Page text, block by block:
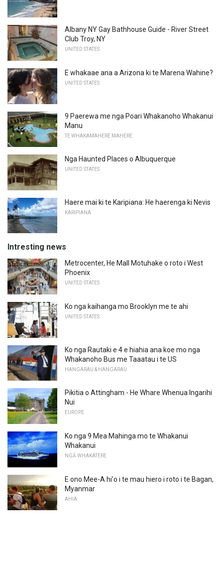
Albany NY Gay Bathhouse Guide - River Street
Club Troy, NY
UNITED STATES
E whakaae ana a Arizona ki te Marena Wahine?
UNITED STATES
9 Paerewa me nga Poari Whakanoho Whakanui
Manu
TE WHAKAMAHERE MAHERE
Nga Haunted Places o Albuquerque
UNITED STATES
Haere mai ki te Karipiana: He haerenga ki Nevis
KARIPIANA
Intresting news
Metrocenter, He Mall Motuhake o roto i West
Phoenix
UNITED STATES
Ko nga kaihanga mo Brooklyn me te ahi
UNITED STATES
Ko nga Rautaki e 4 e hiahia ana koe mo nga
Whakanoho Bus me Taaatau i te US
HANGARAU & HANGARAU
Pikitia o Attingham - He Whare Whenua Ingarihi
Nui
EUROPE
Ko nga 9 Mea Mahinga mo te Whakanui
Whakanui
NGĀ WHAKATERE
E ono Mee-A hi'o i te mau hiero i roto i te Bagan,
Myanmar
AHIA